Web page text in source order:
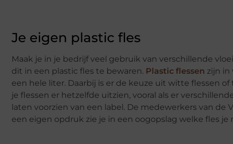
Je eigen plastic fles
Maak je in je bedrijf veel gebruik van verschillende
dit in een plastic fles te bewaren. Plastic flessen zijn in
een hele liter. Daarbij is er de keuze uit witte flessen
je flessen er hetzelfde uitzien, vooral als er
laten voorzien van een label. De medewerkers van de
een eigen opdruk zie je in een oogopslag welke fles je